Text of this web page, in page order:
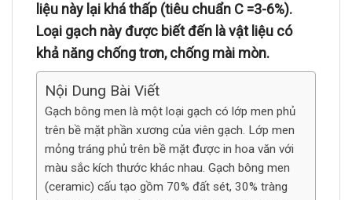
liệu này lại khá thấp (tiêu chuẩn C =3-6%).
Loại gạch này được biết đến là vật liệu có
khả năng chống trơn, chống mài mòn.
Nội Dung Bài Viết
Gạch bông men là một loại gạch có lớp men phủ
trên bề mặt phần xương của viên gạch. Lớp men
mỏng tráng phủ trên bề mặt được in hoa văn với
màu sắc kích thước khác nhau. Gạch bông men
(ceramic) cấu tạo gồm 70% đất sét, 30% tràng